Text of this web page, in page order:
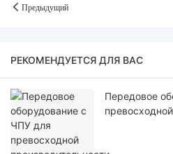
Предыдущий
РЕКОМЕНДУЕТСЯ ДЛЯ ВАС
Передовое